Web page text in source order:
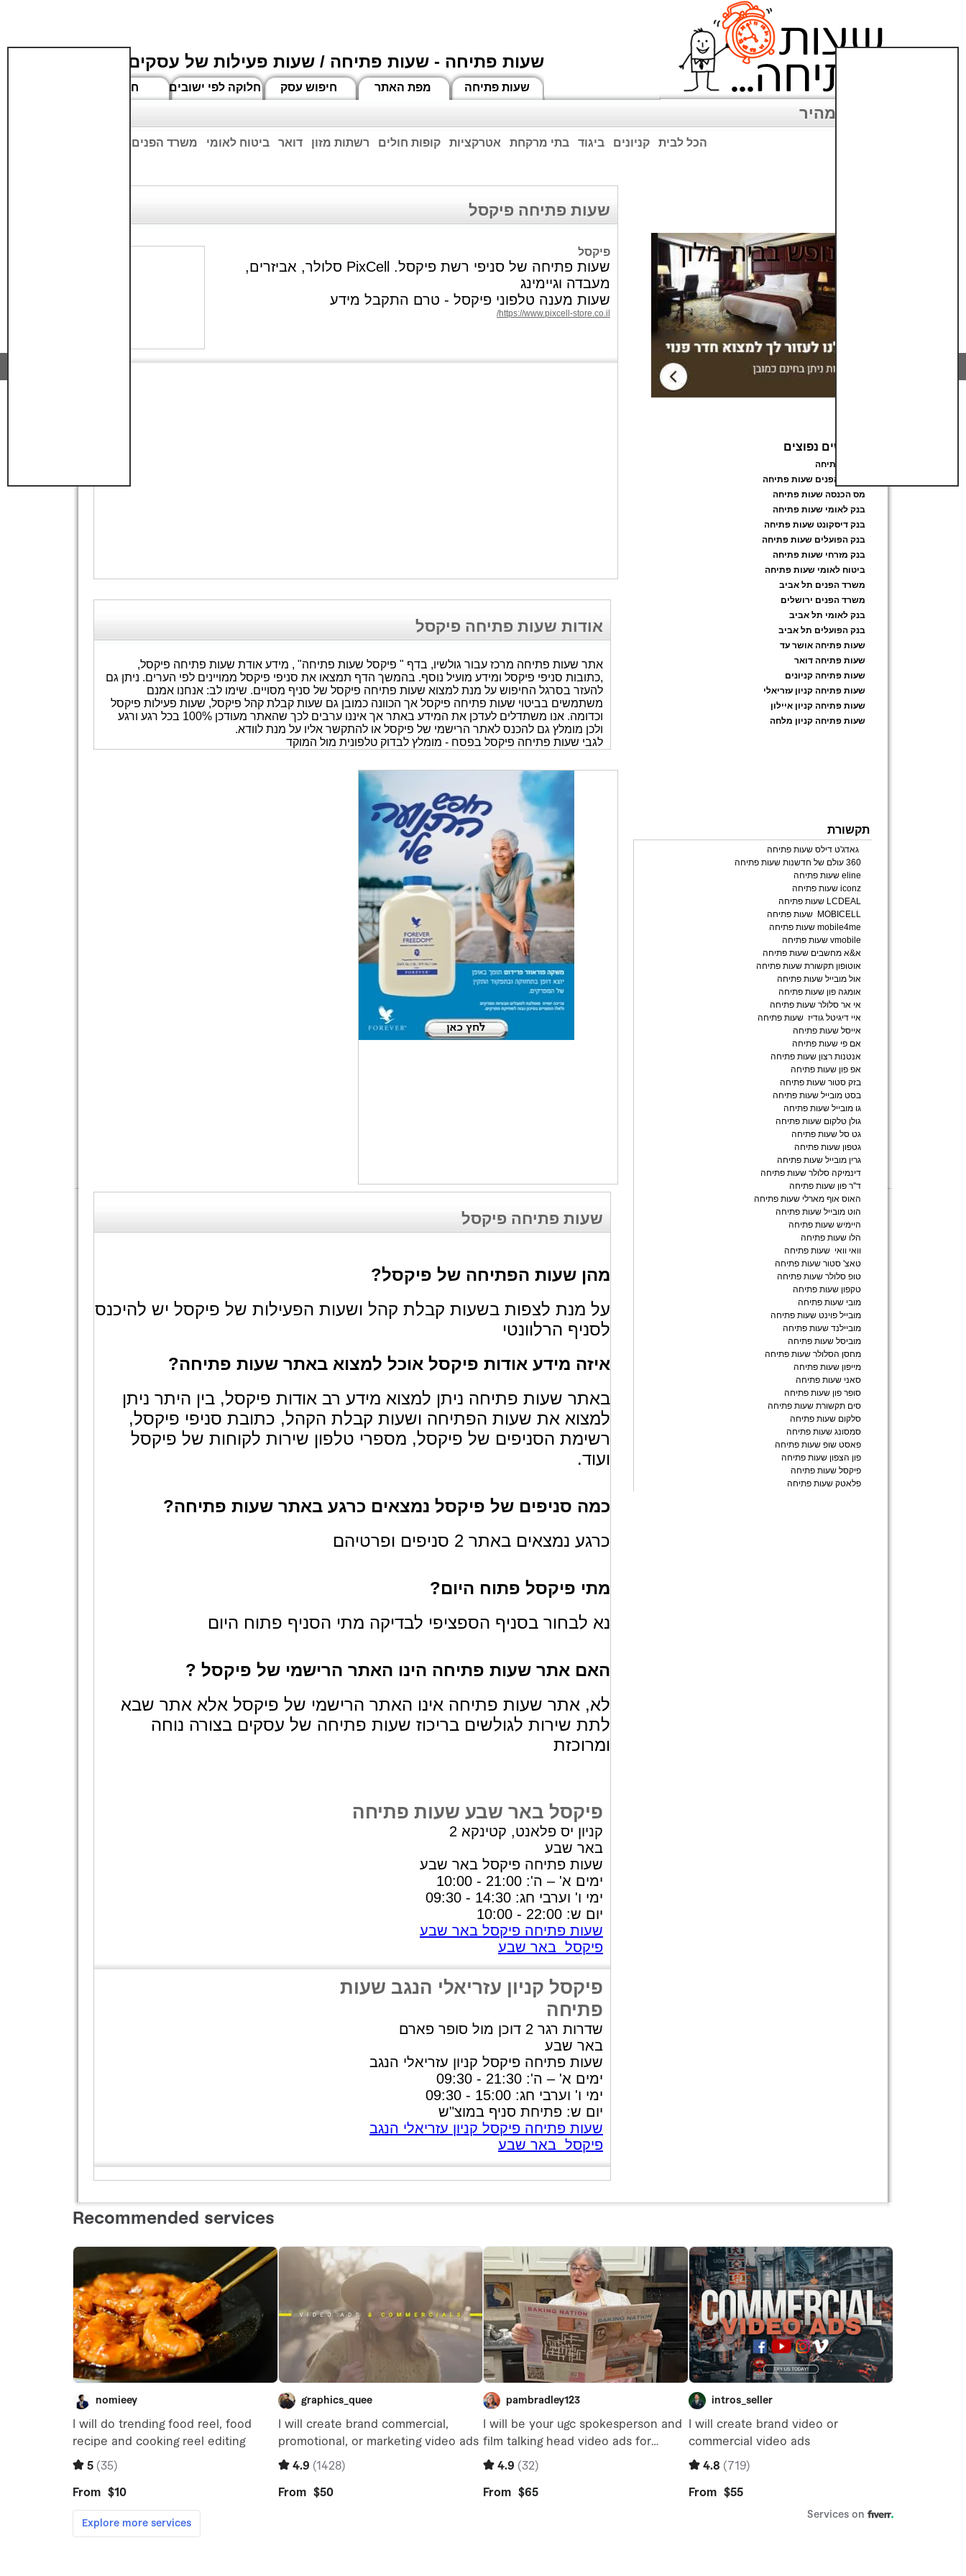
שעות פתיחה - שעות פתיחה / שעות פעילות של עסקים
חדשים חלוקה לפי ישובים חיפוש עסק מפת האתר שעות פתיחה
ניווט מהיר
משרד הפנים ביטוח לאומי דואר רשתות מזון קופות חולים אטרקציות בתי מרקחת ביגוד קניונים הכל לבית
שעות פתיחה פיקסל
פיקסל
שעות פתיחה של סניפי רשת פיקסל. PixCell סלולר, אביזרים,
מעבדה וגיימינג
שעות מענה טלפוני פיקסל - טרם התקבל מידע
https://www.pixcell-store.co.il/
אודות שעות פתיחה פיקסל
אתר שעות פתיחה מרכז עבור גולשיו, בדף " פיקסל שעות פתיחה" , מידע אודת שעות פתיחה פיקסל,
,כתובות סניפי פיקסל ומידע מועיל נוסף. בהמשך הדף תמצאו את סניפי פיקסל ממויינים לפי הערים. ניתן גם
להעזר בסרגל החיפוש על מנת למצוא שעות פתיחה פיקסל של סניף מסויים. שימו לב: אנחנו אמנם
משתמשים בביטוי שעות פתיחה פיקסל אך הכוונה כמובן גם שעות קבלת קהל פיקסל, שעות פעילות פיקסל
וכדומה. אנו משתדלים לעדכן את המידע באתר אך איננו ערבים לכך שהאתר מעודכן 100% בכל רגע ורגע
ולכן מומלץ גם להכנס לאתר הרישמי של פיקסל או להתקשר אליו על מנת לוודא.
לגבי שעות פתיחה פיקסל בפסח - מומלץ לבדוק טלפונית מול המוקד
שעות פתיחה פיקסל
מהן שעות הפתיחה של פיקסל?
על מנת לצפות בשעות קבלת קהל ושעות הפעילות של פיקסל יש להיכנס
לסניף הרלוונטי
איזה מידע אודות פיקסל אוכל למצוא באתר שעות פתיחה?
באתר שעות פתיחה ניתן למצוא מידע רב אודות פיקסל, בין היתר ניתן
למצוא את שעות הפתיחה ושעות קבלת הקהל, כתובת סניפי פיקסל,
רשימת הסניפים של פיקסל, מספרי טלפון שירות לקוחות של פיקסל
ועוד.
כמה סניפים של פיקסל נמצאים כרגע באתר שעות פתיחה?
כרגע נמצאים באתר 2 סניפים ופרטיהם
מתי פיקסל פתוח היום?
נא לבחור בסניף הספציפי לבדיקה מתי הסניף פתוח היום
האם אתר שעות פתיחה הינו האתר הרישמי של פיקסל ?
לא, אתר שעות פתיחה אינו האתר הרישמי של פיקסל אלא אתר שבא
לתת שירות לגולשים בריכוז שעות פתיחה של עסקים בצורה נוחה
ומרוכזת
פיקסל באר שבע שעות פתיחה
קניון יס פלאנט, קטינקא 2
באר שבע
שעות פתיחה פיקסל באר שבע
ימים א' – ה': 21:00 - 10:00
ימי ו' וערבי חג: 14:30 - 09:30
יום ש: 22:00 - 10:00
שעות פתיחה פיקסל באר שבע
פיקסל באר שבע
פיקסל קניון עזריאלי הנגב שעות
פתיחה
שדרות רגר 2 דוכן מול סופר פארם
באר שבע
שעות פתיחה פיקסל קניון עזריאלי הנגב
ימים א' – ה': 21:30 - 09:30
ימי ו' וערבי חג: 15:00 - 09:30
יום ש: פתיחת סניף במוצ"ש
שעות פתיחה פיקסל קניון עזריאלי הנגב
פיקסל באר שבע
חיפושים נפוצים
שעות פתיחה
משרד הפנים שעות פתיחה
מס הכנסה שעות פתיחה
בנק לאומי שעות פתיחה
בנק דיסקונט שעות פתיחה
בנק הפועלים שעות פתיחה
בנק מזרחי שעות פתיחה
ביטוח לאומי שעות פתיחה
משרד הפנים תל אביב
משרד הפנים ירושלים
בנק לאומי תל אביב
בנק הפועלים תל אביב
שעות פתיחה אושר עד
שעות פתיחה דואר
שעות פתיחה קניונים
שעות פתיחה קניון עזריאלי
שעות פתיחה קניון איילון
שעות פתיחה קניון מלחה
תקשורת
גאדג'ט דילס שעות פתיחה
360 עולם של חדשנות שעות פתיחה
eline שעות פתיחה
iconz שעות פתיחה
LCDEAL שעות פתיחה
MOBICELL שעות פתיחה
mobile4me שעות פתיחה
vmobile שעות פתיחה
א&א מחשבים שעות פתיחה
אוטופון תקשורת שעות פתיחה
אול מובייל שעות פתיחה
אומגה פון שעות פתיחה
אי אר סלולר שעות פתיחה
איי דיגיטל גודיז שעות פתיחה
אייסל שעות פתיחה
אם פי שעות פתיחה
אנטנות רצון שעות פתיחה
אפ פון שעות פתיחה
בזק סטור שעות פתיחה
בסט מובייל שעות פתיחה
גו מובייל שעות פתיחה
גולן טלקום שעות פתיחה
גט סל שעות פתיחה
גטפון שעות פתיחה
גרין מובייל שעות פתיחה
דינמיקה סלולר שעות פתיחה
ד''ר פון שעות פתיחה
האוס אוף מארלי שעות פתיחה
הוט מובייל שעות פתיחה
היימיש שעות פתיחה
הלו שעות פתיחה
וואי וואי שעות פתיחה
טאצ' סטור שעות פתיחה
טופ סלולר שעות פתיחה
טקפון שעות פתיחה
מובי שעות פתיחה
מובייל פוינט שעות פתיחה
מוביילנד שעות פתיחה
מוביסל שעות פתיחה
מחסן הסלולר שעות פתיחה
מייפון שעות פתיחה
סאני שעות פתיחה
סופר פון שעות פתיחה
סים תקשורת שעות פתיחה
סלקום שעות פתיחה
סמסונג שעות פתיחה
פאסט שופ שעות פתיחה
פון הצפון שעות פתיחה
פיקסל שעות פתיחה
פלאטק שעות פתיחה